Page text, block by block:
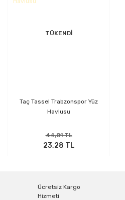
TÜKENDİ
Taç Tassel Trabzonspor Yüz
Havlusu
44,81 TL
23,28 TL
Ücretsiz Kargo
Hizmeti